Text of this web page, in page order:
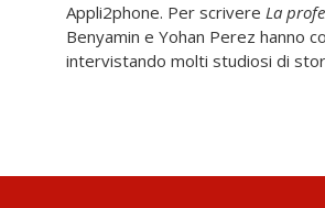
Appli2phone. Per scrivere La
Benyamin e Yohan Perez hanno
intervistando molti studiosi di